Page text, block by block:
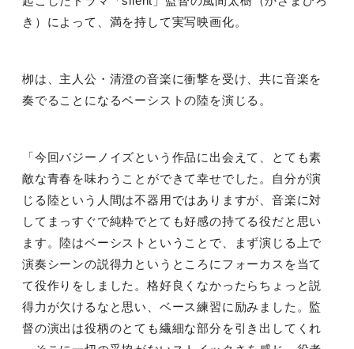
き）によって、満を持して実写映画化。
栁は、主人公・清澄の音楽に衝撃を受け、共に音楽を
奏でることになるベーシストの陸を演じる。
「今回バジーノイズという作品に出会えて、とても素
敵な青春を味わうことができて幸せでした。自分が演
じる陸という人間は不器用ではありますが、音楽に対
してまっすぐで純粋でとても好感の持てる役だと思い
ます。陸はベーシストということで、まず演じる上で
演奏シーンの説得力というところにフォーカスを当て
て役作りをしました。格好良くなかったらちょっと説
得力が欠けるなと思い、ベース練習に励みました。監
督の演出は役柄のとても繊細な部分を引き出してくれ